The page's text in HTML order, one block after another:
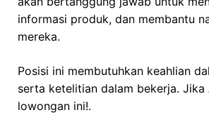
informasi produk, dan membantu
mereka.
Posisi ini membutuhkan keahlian
serta ketelitian dalam bekerja.
lowongan ini!.